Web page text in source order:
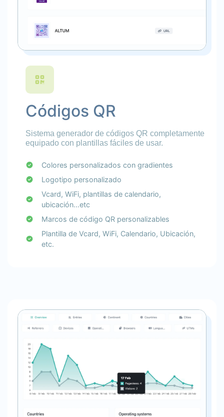
Códigos QR
Sistema generador de códigos QR completamente
equipado con plantillas fáciles de usar.
Colores personalizados con gradientes
Logotipo personalizado
Vcard, WiFi, plantillas de calendario,
ubicación...etc
Marcos de código QR personalizables
Plantilla de Vcard, WiFi, Calendario, Ubicación,
etc.